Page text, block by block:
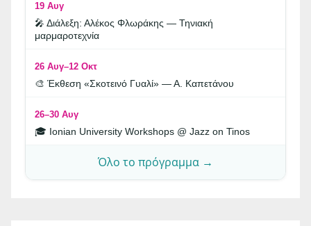
19 Αυγ
🎤 Διάλεξη: Αλέκος Φλωράκης — Τηνιακή
μαρμαροτεχνία
26 Αυγ–12 Οκτ
🎨 Έκθεση «Σκοτεινό Γυαλί» — Α. Καπετάνου
26–30 Αυγ
🎓 Ionian University Workshops @ Jazz on Tinos
Όλο το πρόγραμμα →